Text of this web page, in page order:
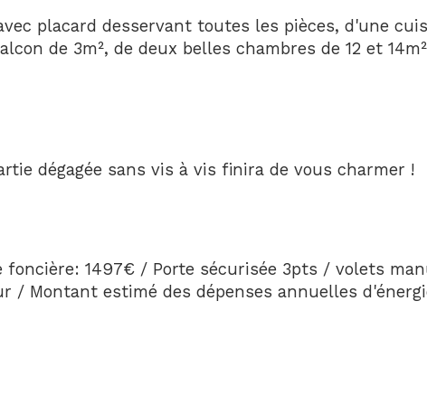
placard desservant toutes les pièces, d'une
de 3m², de deux belles chambres de 12 et
dégagée sans vis à vis finira de vous charmer !
foncière: 1497€ / Porte sécurisée 3pts / volets
/ Montant estimé des dépenses annuelles